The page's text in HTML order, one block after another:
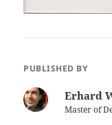
PUBLISHED BY
Erhard
Master of